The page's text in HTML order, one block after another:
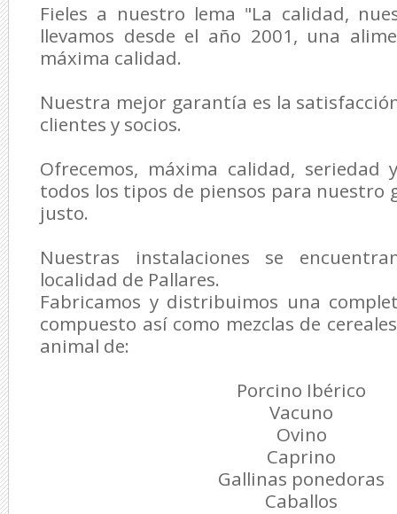
Fieles a nuestro lema "La calidad,
llevamos desde el año 2001, una
máxima calidad.
Nuestra mejor garantía es la
clientes y socios.
Ofrecemos, máxima calidad, seriedad
todos los tipos de piensos para nuestro
justo.
Nuestras instalaciones se
localidad de Pallares.
Fabricamos y distribuimos una
compuesto así como mezclas de
animal de:
Porcino Ibérico
Vacuno
Ovino
Caprino
Gallinas ponedoras
Caballos